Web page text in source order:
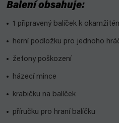
Balení obsahuje:
1 připravený balíček k
herní podložku pro jednoho
žetony poškození
házecí mince
krabičku na balíček
příručku pro hraní balíčku